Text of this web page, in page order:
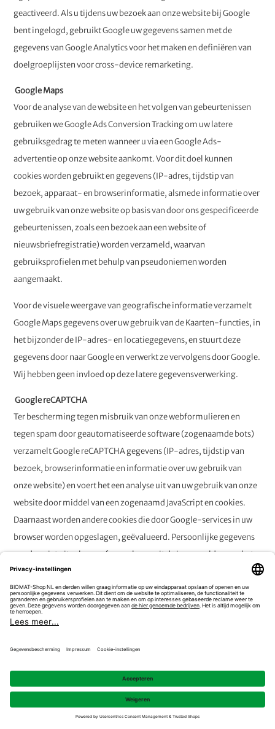
geactiveerd. Als u tijdens uw bezoek aan onze website bij Google
bent ingelogd, gebruikt Google uw gegevens samen met de
gegevens van Google Analytics voor het maken en definiëren van
doelgroeplijsten voor cross-device remarketing.
Google Maps
Voor de analyse van de website en het volgen van gebeurtenissen
gebruiken we Google Ads Conversion Tracking om uw latere
gebruiksgedrag te meten wanneer u via een Google Ads-
advertentie op onze website aankomt. Voor dit doel kunnen
cookies worden gebruikt en gegevens (IP-adres, tijdstip van
bezoek, apparaat- en browserinformatie, alsmede informatie over
uw gebruik van onze website op basis van door ons gespecificeerde
gebeurtenissen, zoals een bezoek aan een website of
nieuwsbriefregistratie) worden verzameld, waarvan
gebruiksprofielen met behulp van pseudoniemen worden
aangemaakt.
Voor de visuele weergave van geografische informatie verzamelt
Google Maps gegevens over uw gebruik van de Kaarten-functies, in
het bijzonder de IP-adres- en locatiegegevens, en stuurt deze
gegevens door naar Google en verwerkt ze vervolgens door Google.
Wij hebben geen invloed op deze latere gegevensverwerking.
Google reCAPTCHA
Ter bescherming tegen misbruik van onze webformulieren en
tegen spam door geautomatiseerde software (zogenaamde bots)
verzamelt Google reCAPTCHA gegevens (IP-adres, tijdstip van
bezoek, browserinformatie en informatie over uw gebruik van
onze website) en voert het een analyse uit van uw gebruik van onze
website door middel van een zogenaamd JavaScript en cookies.
Daarnaast worden andere cookies die door Google-services in uw
browser worden opgeslagen, geëvalueerd. Persoonlijke gegevens
worden niet uitgelezen of opgeslagen uit de invoervelden van het
betreffende formulier.
Google Tag Manager
Via de Google Tag Manager kunnen wij verschillende codes en
afzonderlijke tags kan Google ook persoonsgegevens verwerken
De gegevensverwerking vindt plaats op basis van een
overeenkomst tot gegevensverwerking door Google.